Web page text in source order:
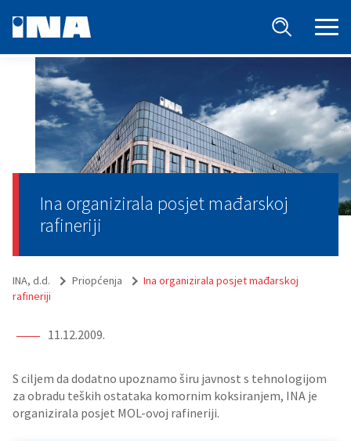
Ina organizirala posjet mađarskoj
rafineriji
INA, d.d. Priopćenja
Ina organizirala posjet mađarskoj
rafineriji
11.12.2009.
S ciljem da dodatno upoznamo širu javnost s tehnologijom
za obradu teških ostataka komornim koksiranjem, INA je
organizirala posjet MOL-ovoj rafineriji.